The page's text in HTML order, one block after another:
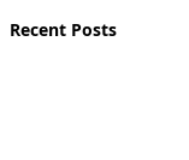
Recent Posts